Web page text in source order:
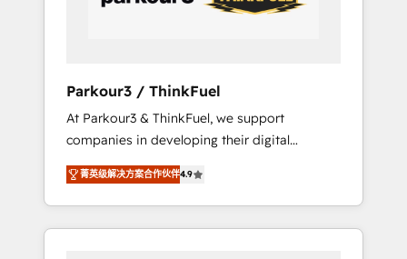
choose us because we blend the expertise of
Our Services: HubSpot implementations &
data migration Custom AI agents Revenue
Operations API integrations AI-ready Website
design Let’s turn your CRM into your growth
engine!
Parkour3 / ThinkFuel
At Parkour3 & ThinkFuel, we support
companies in developing their digital
strategies by leveraging technologies and
automating their marketing and sales
processes to generate growth. Our offer
spans from Strategy to Operations. We
菁英级解决方案合作伙伴4.9